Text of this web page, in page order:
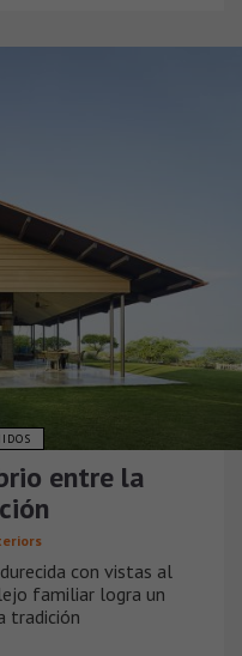
entre la
con vistas al
familiar logra un
tradición